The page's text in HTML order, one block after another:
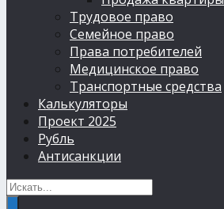
Трудовое право
Семейное право
Права потребителей
Медицинское право
Транспортные средства
Калькуляторы
Проект 2025
Рубль
Антисанкции